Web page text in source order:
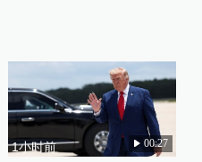
1小时前 00:27